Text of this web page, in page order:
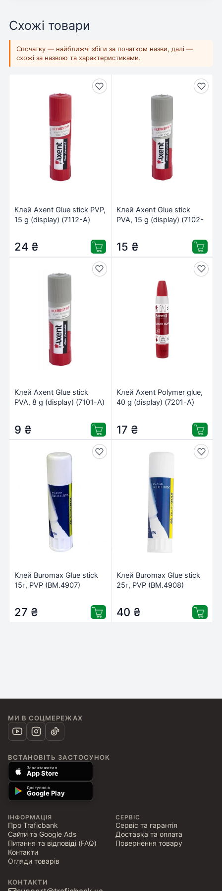
Схожі товари
Спочатку — найближчі збіги за початком назви, далі —
схожі за назвою та характеристиками.
Клей Axent Glue stick PVP,
15 g (display) (7112-А)
24 ₴
Клей Axent Glue stick
PVA, 15 g (display) (7102-
15 ₴
Клей Axent Glue stick
PVA, 8 g (display) (7101-А)
9 ₴
Клей Axent Polymer glue,
40 g (display) (7201-А)
17 ₴
Клей Buromax Glue stick
15г, PVP (BM.4907)
27 ₴
Клей Buromax Glue stick
25г, PVP (BM.4908)
40 ₴
МИ В СОЦМЕРЕЖАХ
ВСТАНОВІТЬ ЗАСТОСУНОК
Завантажити в
App Store
Доступно в
Google Play
ІНФОРМАЦІЯ
Про Traficbank
Сайти та Google Ads
Питання та відповіді (FAQ)
Контакти
Огляди товарів
СЕРВІС
Сервіс та гарантія
Доставка та оплата
Повернення товару
КОНТАКТИ